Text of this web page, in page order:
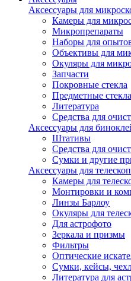
Аксессуары для
Камеры для
Микропрепараты
Наборы для
Объективы для
Окуляры для
Запчасти
Покровные стекла
Предметные стекла
Литература
Средства для
Аксессуары для
Штативы
Средства для
Сумки и другие
Аксессуары для
Камеры для
Монтировки и
Линзы Барлоу
Окуляры для
Для астрофото
Зеркала и призмы
Фильтры
Оптические
Сумки, кейсы,
Литература для